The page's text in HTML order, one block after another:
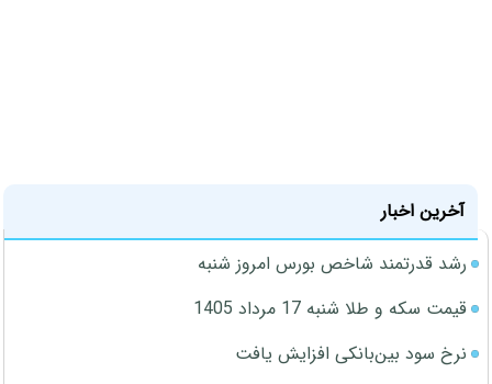
آخرین اخبار
رشد قدرتمند شاخص بورس امروز شنبه
قیمت سکه و طلا شنبه 17 مرداد 1405
نرخ سود بین‌بانکی افزایش یافت